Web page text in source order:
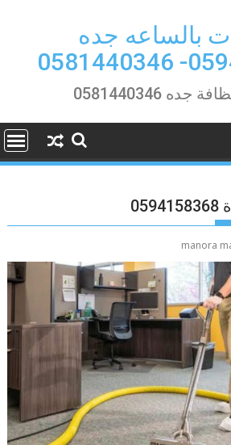
بالساعه جده
0581440346
manora